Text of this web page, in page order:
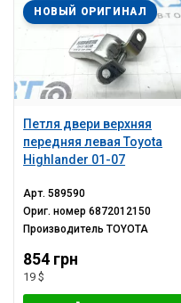
Петля двери верхняя
передняя левая Toyota
Highlander 01-07
НОВЫЙ ОРИГИНАЛ
Арт.589590
Ориг. номер6872012150
ПроизводительTOYOTA
854 грн
19 $